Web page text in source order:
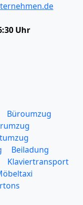
Uhr
Büroumzug
Beiladung
Klaviertransport